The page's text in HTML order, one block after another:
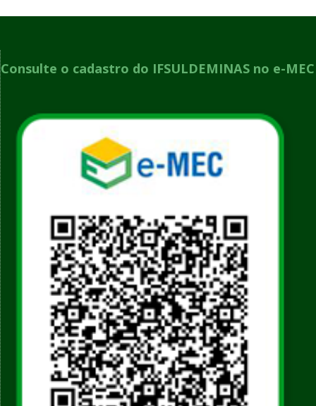
Consulte o cadastro do IFSULDEMINAS no e-MEC